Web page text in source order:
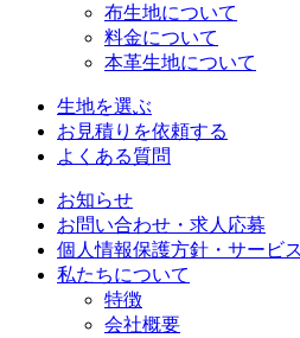
布生地について
料金について
本革生地について
生地を選ぶ
お見積りを依頼する
よくある質問
お知らせ
お問い合わせ・求人応募
個人情報保護方針・サービ
私たちについて
特徴
会社概要